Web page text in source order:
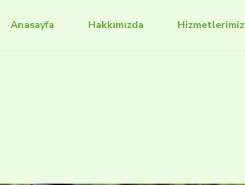
Anasayfa Hakkımızda Hizmetlerimiz